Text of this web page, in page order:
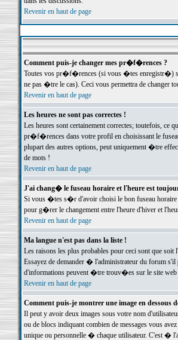
Revenir en haut de page
Comment puis-je changer mes pr�f�rences ?
Toutes vos pr�f�rences (si vous �tes enregistr�)
ne pas �tre le cas). Ceci vous permettra de changer
Revenir en haut de page
Les heures ne sont pas correctes !
Les heures sont certainement correctes; toutefois,
pr�f�rences dans votre profil en choisissant le
plupart des autres options, peut uniquement �tre
de mots !
Revenir en haut de page
J'ai chang� le fuseau horaire et l'heure est
Si vous �tes s�r d'avoir choisi le bon fuseau
pour g�rer le changement entre l'heure d'hiver et
Revenir en haut de page
Ma langue n'est pas dans la liste !
Les raisons les plus probables pour ceci sont que
Essayez de demander � l'administrateur du forum
d'informations peuvent �tre trouv�es sur le site web
Revenir en haut de page
Comment puis-je montrer une image en dessous
Il peut y avoir deux images sous votre nom
ou de blocs indiquant combien de messages vous
unique ou personnelle � chaque utilisateur. C'est �